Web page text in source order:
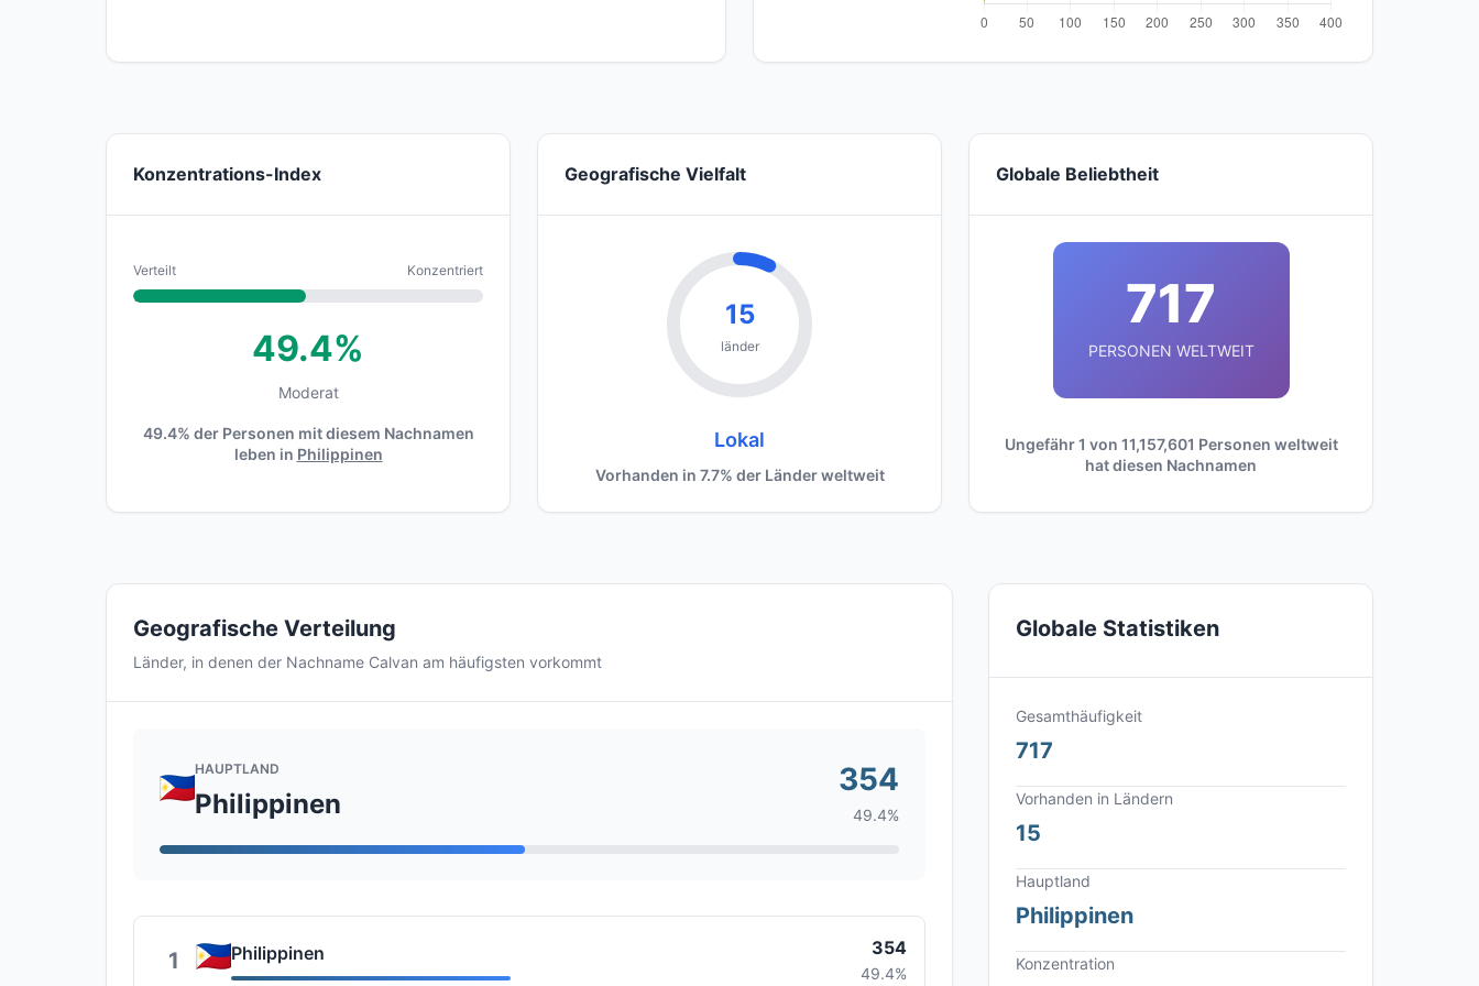
Konzentrations-Index
Verteilt Konzentriert
49.4%
Moderat
49.4% der Personen mit diesem Nachnamen
leben in Philippinen
Geografische Vielfalt
15
länder
Lokal
Vorhanden in 7.7% der Länder weltweit
Globale Beliebtheit
717
PERSONEN WELTWEIT
Ungefähr 1 von 11,157,601 Personen weltweit
hat diesen Nachnamen
Geografische Verteilung
Länder, in denen der Nachname Calvan am häufigsten vorkommt
HAUPTLAND
Philippinen
354
49.4%
1 Philippinen 354
49.4%
Globale Statistiken
Gesamthäufigkeit
717
Vorhanden in Ländern
15
Hauptland
Philippinen
Konzentration